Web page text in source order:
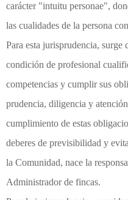
carácter "intuitu personae",
las cualidades de la persona
Para esta jurisprudencia, surge
condición de profesional
competencias y cumplir sus
prudencia, diligencia y
cumplimiento de estas
deberes de previsibilidad y
la Comunidad, nace la
Administrador de fincas.